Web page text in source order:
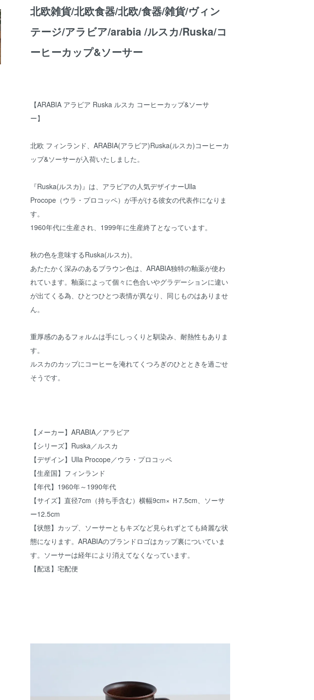
北欧雑貨/北欧食器/北欧/食器/雑貨/ヴィン
テージ/アラビア/arabia /ルスカ/Ruska/コ
ーヒーカップ&ソーサー
【ARABIA アラビア Ruska ルスカ コーヒーカップ&ソーサ
ー】
北欧 フィンランド、ARABIA(アラビア)Ruska(ルスカ)コーヒーカ
ップ&ソーサーが入荷いたしました。
『Ruska(ルスカ)』は、アラビアの人気デザイナーUlla
Procope（ウラ・プロコッペ）が手がける彼女の代表作になりま
す。
1960年代に生産され、1999年に生産終了となっています。
秋の色を意味するRuska(ルスカ)。
あたたかく深みのあるブラウン色は、ARABIA独特の釉薬が使わ
れています。釉薬によって個々に色合いやグラデーションに違い
が出てくる為、ひとつひとつ表情が異なり、同じものはありませ
ん。
重厚感のあるフォルムは手にしっくりと馴染み、耐熱性もありま
す。
ルスカのカップにコーヒーを淹れてくつろぎのひとときを過ごせ
そうです。
【メーカー】ARABIA／アラビア
【シリーズ】Ruska／ルスカ
【デザイン】Ulla Procope／ウラ・プロコッペ
【生産国】フィンランド
【年代】1960年～1990年代
【サイズ】直径7cm（持ち手含む）横幅9cm× Ｈ7.5cm、ソーサ
ー12.5cm
【状態】カップ、ソーサーともキズなど見られずとても綺麗な状
態になります。ARABIAのブランドロゴはカップ裏についていま
す。ソーサーは経年により消えてなくなっています。
【配送】宅配便